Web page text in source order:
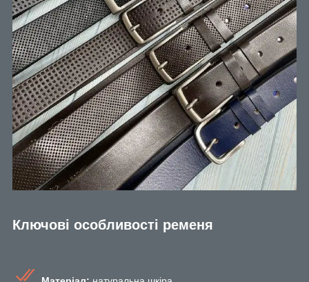
Ключові особливості ременя